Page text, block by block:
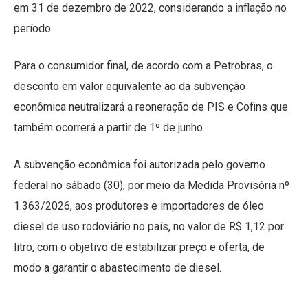
em 31 de dezembro de 2022, considerando a inflação no
período.
Para o consumidor final, de acordo com a Petrobras, o
desconto em valor equivalente ao da subvenção
econômica neutralizará a reoneração de PIS e Cofins que
também ocorrerá a partir de 1º de junho.
A subvenção econômica foi autorizada pelo governo
federal no sábado (30), por meio da Medida Provisória nº
1.363/2026, aos produtores e importadores de óleo
diesel de uso rodoviário no país, no valor de R$ 1,12 por
litro, com o objetivo de estabilizar preço e oferta, de
modo a garantir o abastecimento de diesel.